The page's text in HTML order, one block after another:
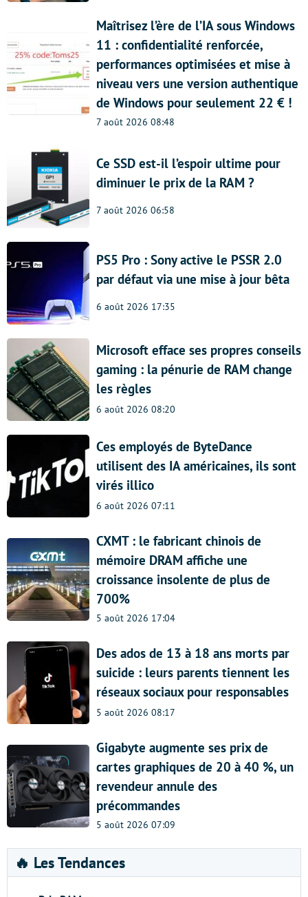
Maîtrisez l’ère de l’IA sous Windows
11 : confidentialité renforcée,
performances optimisées et mise à
niveau vers une version authentique
de Windows pour seulement 22 € !
7 août 2026 08:48
Ce SSD est-il l’espoir ultime pour
diminuer le prix de la RAM ?
7 août 2026 06:58
PS5 Pro : Sony active le PSSR 2.0
par défaut via une mise à jour bêta
6 août 2026 17:35
Microsoft efface ses propres conseils
gaming : la pénurie de RAM change
les règles
6 août 2026 08:20
Ces employés de ByteDance
utilisent des IA américaines, ils sont
virés illico
6 août 2026 07:11
CXMT : le fabricant chinois de
mémoire DRAM affiche une
croissance insolente de plus de
700%
5 août 2026 17:04
Des ados de 13 à 18 ans morts par
suicide : leurs parents tiennent les
réseaux sociaux pour responsables
5 août 2026 08:17
Gigabyte augmente ses prix de
cartes graphiques de 20 à 40 %, un
revendeur annule des
précommandes
5 août 2026 07:09
🔥 Les Tendances